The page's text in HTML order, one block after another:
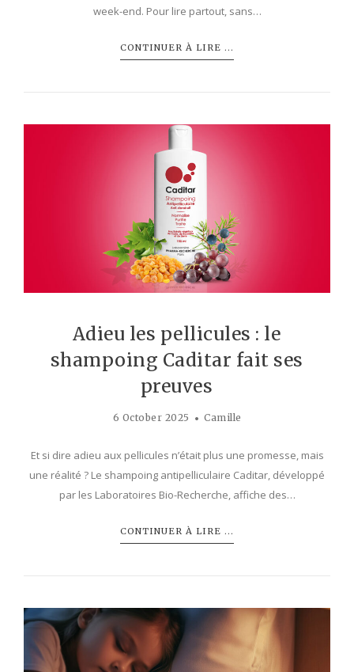
week-end. Pour lire partout, sans…
CONTINUER À LIRE ...
Adieu les pellicules : le
shampoing Caditar fait ses
preuves
6 October 2025 Camille
Et si dire adieu aux pellicules n’était plus une promesse, mais
une réalité ? Le shampoing antipelliculaire Caditar, développé
par les Laboratoires Bio-Recherche, affiche des…
CONTINUER À LIRE ...